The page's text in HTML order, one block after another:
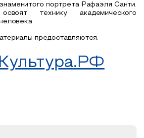
портрета Рафаэля Санти.
технику академического
предоставляются.
Культура.РФ